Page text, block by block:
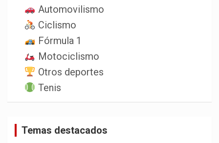
Automovilismo
Ciclismo
Fórmula 1
Motociclismo
Otros deportes
Tenis
Temas destacados